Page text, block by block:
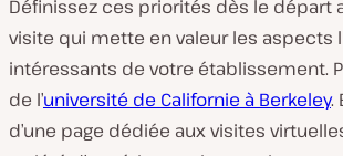
Définissez ces priorités dès le départ
visite qui mette en valeur les aspects
intéressants de votre établissement.
de l’université de Californie à Berkeley.
d’une page dédiée aux visites